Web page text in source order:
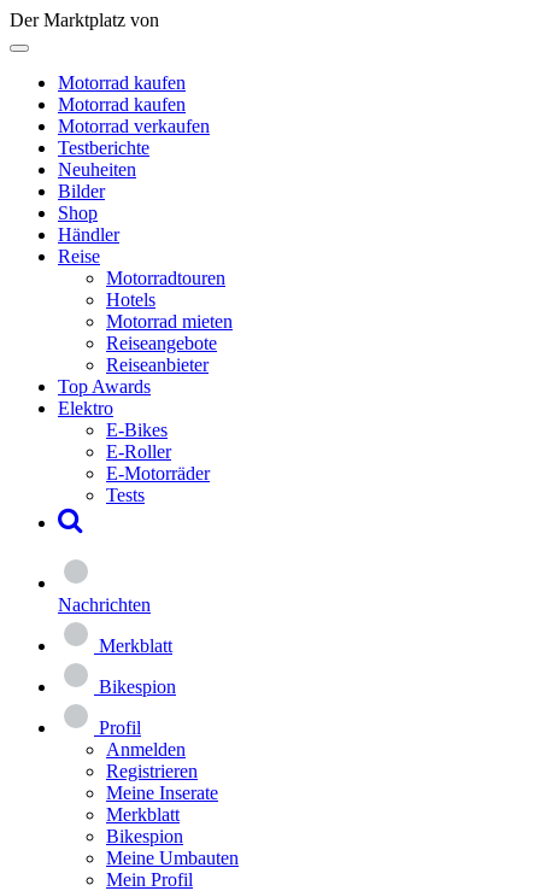
Der Marktplatz von
Motorrad kaufen
Motorrad kaufen
Motorrad verkaufen
Testberichte
Neuheiten
Bilder
Shop
Händler
Reise
Motorradtouren
Hotels
Motorrad mieten
Reiseangebote
Reiseanbieter
Top Awards
Elektro
E-Bikes
E-Roller
E-Motorräder
Tests
Nachrichten
Merkblatt
Bikespion
Profil
Anmelden
Registrieren
Meine Inserate
Merkblatt
Bikespion
Meine Umbauten
Mein Profil